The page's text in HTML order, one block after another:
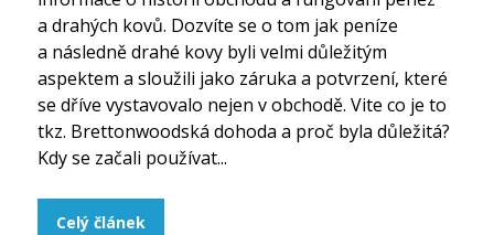
a drahých kovů. Dozvíte se o tom jak peníze
a následně drahé kovy byli velmi důležitým
aspektem a sloužili jako záruka a potvrzení, které
se dříve vystavovalo nejen v obchodě. Vite co je to
tkz. Brettonwoodská dohoda a proč byla důležitá?
Kdy se začali používat...
Celý článek